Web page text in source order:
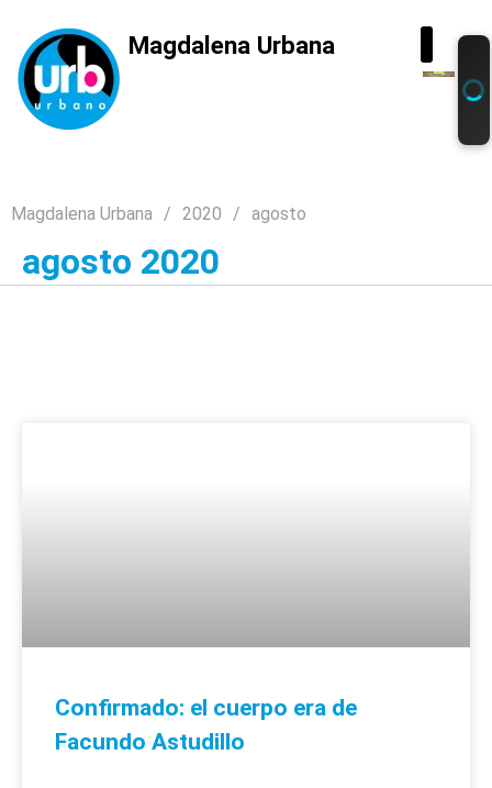
Magdalena Urbana
Magdalena Urbana 2020 agosto
agosto 2020
Confirmado: el cuerpo era de
Facundo Astudillo